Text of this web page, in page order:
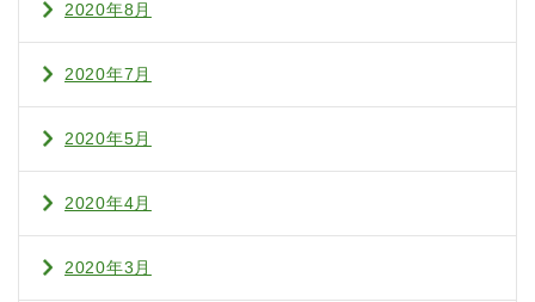
2020年8月
2020年7月
2020年5月
2020年4月
2020年3月